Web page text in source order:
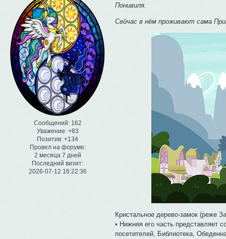
Сообщений:162
Уважение: +83
Позитив: +134
Провел на форуме:
2 месяца 7 дней
Последний визит:
2026-07-12 16:22:36
Понивиля.
Сейчас в нём проживают сама
Кристальное дерево-замок (реже
• Нижняя его часть представляет
посетителей, Библиотека,